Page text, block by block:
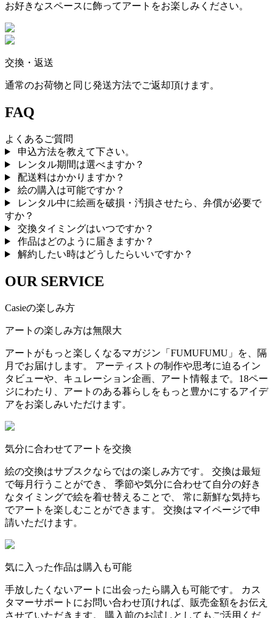
お好きなスペースに飾ってアートをお楽しみください。
交換・返送
通常のお荷物と同じ発送方法でご返却頂けます。
FAQ
よくあるご質問
申込方法を教えて下さい。
レンタル期間は選べますか？
配送料はかかりますか？
絵の購入は可能ですか？
レンタル中に絵画を破損・汚損させたら、弁償が必要で
すか？
交換タイミングはいつですか？
作品はどのように届きますか？
解約したい時はどうしたらいいですか？
OUR SERVICE
Casieの楽しみ方
アートの楽しみ方は無限大
アートがもっと楽しくなるマガジン「FUMUFUMU」を、隔
月でお届けします。 アーティストの制作や思考に迫るイン
タビューや、キュレーション企画、アート情報まで。18ペー
ジにわたり、アートのある暮らしをもっと豊かにするアイデ
アをお楽しみいただけます。
気分に合わせてアートを交換
絵の交換はサブスクならではの楽しみ方です。 交換は最短
で毎月行うことができ、 季節や気分に合わせて自分の好き
なタイミングで絵を着せ替えることで、 常に新鮮な気持ち
でアートを楽しむことができます。 交換はマイページで申
請いただけます。
気に入った作品は購入も可能
手放したくないアートに出会ったら購入も可能です。 カス
タマーサポートにお問い合わせ頂ければ、販売金額をお伝え
させていただきます。 購入前のお試しとしてもご活用くだ